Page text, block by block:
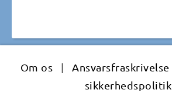
Om os | Ansvarsfraskrivelse
sikkerhedspolitik